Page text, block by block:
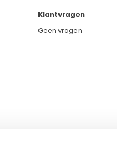
Klantvragen
Geen vragen